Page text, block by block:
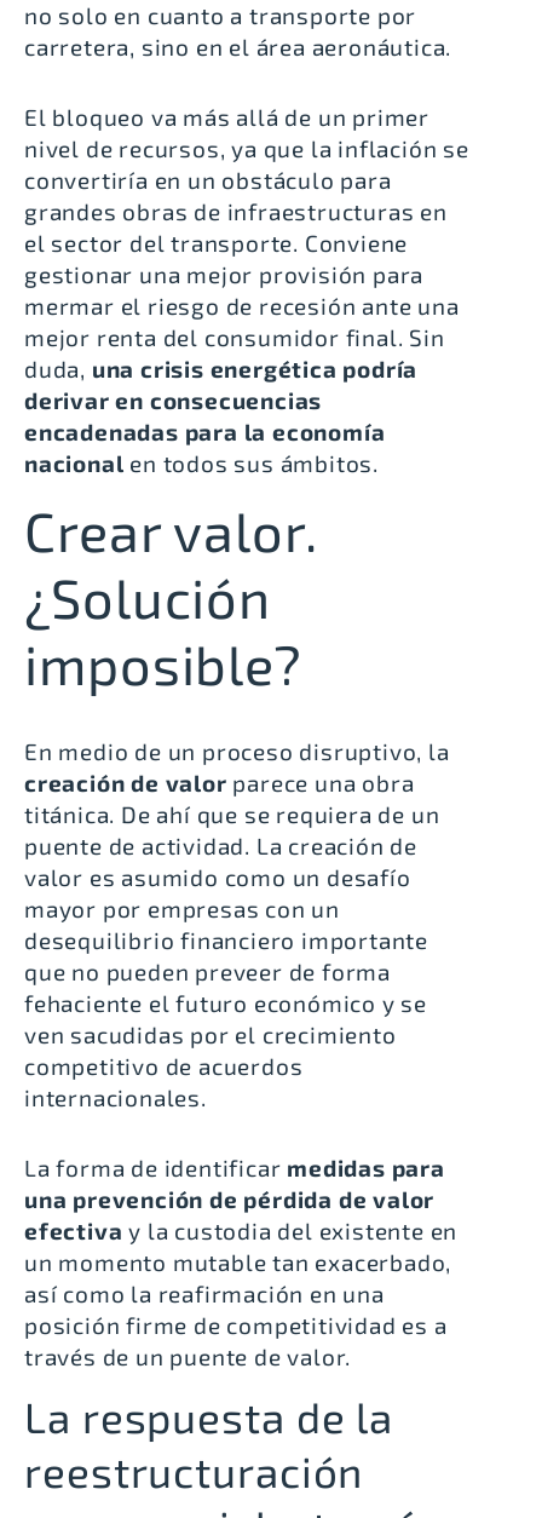
no solo en cuanto a transporte por
carretera, sino en el área aeronáutica.
El bloqueo va más allá de un primer
nivel de recursos, ya que la inflación se
convertiría en un obstáculo para
grandes obras de infraestructuras en
el sector del transporte. Conviene
gestionar una mejor provisión para
mermar el riesgo de recesión ante una
mejor renta del consumidor final. Sin
duda, una crisis energética podría
derivar en consecuencias
encadenadas para la economía
nacional en todos sus ámbitos.
Crear valor.
¿Solución
imposible?
En medio de un proceso disruptivo, la
creación de valor parece una obra
titánica. De ahí que se requiera de un
puente de actividad. La creación de
valor es asumido como un desafío
mayor por empresas con un
desequilibrio financiero importante
que no pueden preveer de forma
fehaciente el futuro económico y se
ven sacudidas por el crecimiento
competitivo de acuerdos
internacionales.
La forma de identificar medidas para
una prevención de pérdida de valor
efectiva y la custodia del existente en
un momento mutable tan exacerbado,
así como la reafirmación en una
posición firme de competitividad es a
través de un puente de valor.
La respuesta de la
reestructuración